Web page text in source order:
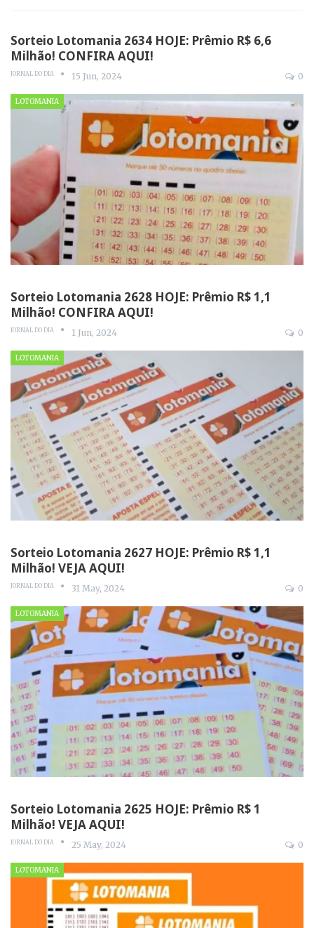
Sorteio Lotomania 2634 HOJE: Prêmio R$ 6,6
Milhão! CONFIRA AQUI!
JORNAL DO DIA 15 Jun, 2024 0
LOTOMANIA
Sorteio Lotomania 2628 HOJE: Prêmio R$ 1,1
Milhão! CONFIRA AQUI!
JORNAL DO DIA 1 Jun, 2024 0
LOTOMANIA
Sorteio Lotomania 2627 HOJE: Prêmio R$ 1,1
Milhão! VEJA AQUI!
JORNAL DO DIA 31 May, 2024 0
LOTOMANIA
Sorteio Lotomania 2625 HOJE: Prêmio R$ 1
Milhão! VEJA AQUI!
JORNAL DO DIA 25 May, 2024 0
LOTOMANIA